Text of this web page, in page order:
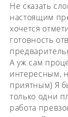
Не сказать
настоящим
хочется
готовность
А уж сам
интересным,
приятным) Я
только одни
работа